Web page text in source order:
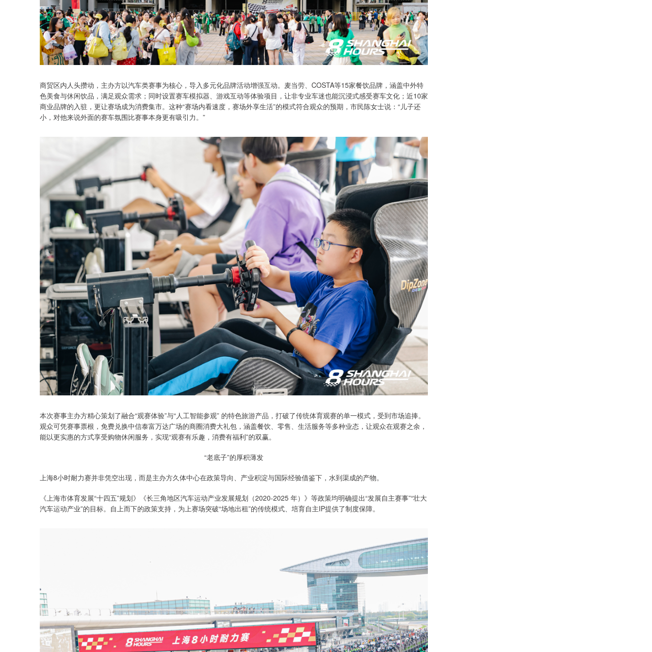
商贸区内人头攒动，主办方以汽车类赛事为核心，导入多元化品牌活动增强互动。麦当劳、COSTA等15家餐饮品牌，涵盖中外特
色美食与休闲饮品，满足观众需求；同时设置赛车模拟器、游戏互动等体验项目，让非专业车迷也能沉浸式感受赛车文化；近10家
商业品牌的入驻，更让赛场成为消费集市。这种“赛场内看速度，赛场外享生活”的模式符合观众的预期，市民陈女士说：“儿子还
小，对他来说外面的赛车氛围比赛事本身更有吸引力。”
本次赛事主办方精心策划了融合“观赛体验”与“人工智能参观” 的特色旅游产品，打破了传统体育观赛的单一模式，受到市场追捧。
观众可凭赛事票根，免费兑换中信泰富万达广场的商圈消费大礼包，涵盖餐饮、零售、生活服务等多种业态，让观众在观赛之余，
能以更实惠的方式享受购物休闲服务，实现“观赛有乐趣，消费有福利”的双赢。
“老底子”的厚积薄发
上海8小时耐力赛并非凭空出现，而是主办方久体中心在政策导向、产业积淀与国际经验借鉴下，水到渠成的产物。
《上海市体育发展“十四五”规划》《长三角地区汽车运动产业发展规划（2020-2025 年）》等政策均明确提出“发展自主赛事”“壮大
汽车运动产业”的目标。自上而下的政策支持，为上赛场突破“场地出租”的传统模式、培育自主IP提供了制度保障。